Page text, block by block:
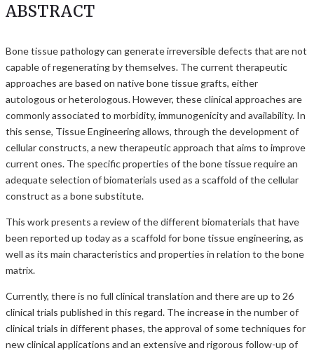
ABSTRACT
Bone tissue pathology can generate irreversible defects that are not
capable of regenerating by themselves. The current therapeutic
approaches are based on native bone tissue grafts, either
autologous or heterologous. However, these clinical approaches are
commonly associated to morbidity, immunogenicity and availability. In
this sense, Tissue Engineering allows, through the development of
cellular constructs, a new therapeutic approach that aims to improve
current ones. The specific properties of the bone tissue require an
adequate selection of biomaterials used as a scaffold of the cellular
construct as a bone substitute.
This work presents a review of the different biomaterials that have
been reported up today as a scaffold for bone tissue engineering, as
well as its main characteristics and properties in relation to the bone
matrix.
Currently, there is no full clinical translation and there are up to 26
clinical trials published in this regard. The increase in the number of
clinical trials in different phases, the approval of some techniques for
new clinical applications and an extensive and rigorous follow-up of